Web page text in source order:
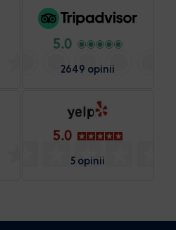
5.0
2649 opinii
5.0
5 opinii